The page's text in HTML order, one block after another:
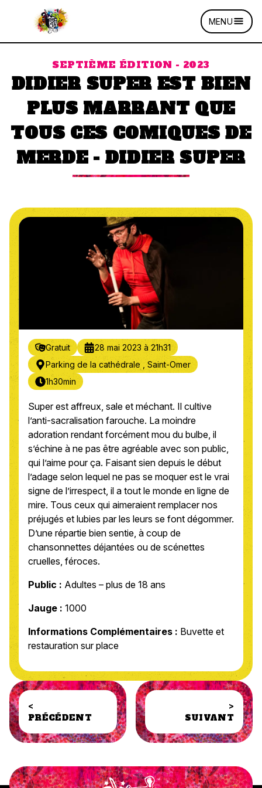
MENU
SEPTIÈME ÉDITION - 2023
DIDIER SUPER EST BIEN
PLUS MARRANT QUE
TOUS CES COMIQUES DE
MERDE - DIDIER SUPER
Gratuit
28 mai 2023 à 21h31
Parking de la cathédrale , Saint-Omer
1h30min
Super est affreux, sale et méchant. Il cultive
l’anti-sacralisation farouche. La moindre
adoration rendant forcément mou du bulbe, il
s’échine à ne pas être agréable avec son public,
qui l’aime pour ça. Faisant sien depuis le début
l’adage selon lequel ne pas se moquer est le vrai
signe de l’irrespect, il a tout le monde en ligne de
mire. Tous ceux qui aimeraient remplacer nos
préjugés et lubies par les leurs se font dégommer.
D’une répartie bien sentie, à coup de
chansonnettes déjantées ou de scénettes
cruelles, féroces.
Public : Adultes – plus de 18 ans
Jauge : 1000
Informations Complémentaires : Buvette et
restauration sur place
<
PRÉCÉDENT SUIVANT
>